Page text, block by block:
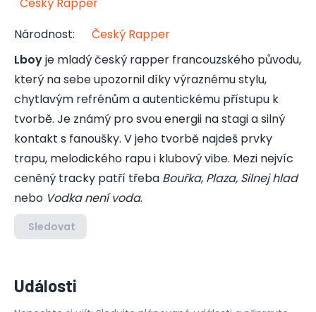
Národnost:
Český Rapper
Lboyje mladý český rapper francouzského původu,
který na sebe upozornil díky výraznému stylu,
chytlavým refrénům a autentickému přístupu k
tvorbě. Je známý pro svou energii na stagi a silný
kontakt s fanoušky. V jeho tvorbě najdeš prvky
trapu, melodického rapu i klubový vibe. Mezi nejvíc
ceněný tracky patří třeba Bouřka, Plaza, Silnej hlad
nebo Vodka není voda.
Sledovat
Události